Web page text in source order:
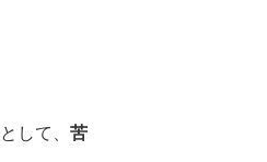
して、 苦